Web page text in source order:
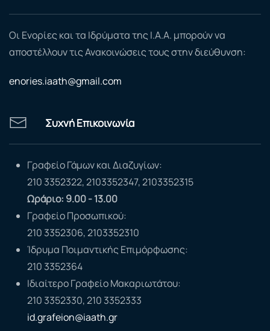
Οι Ενορίες και τα Ιδρύματα της Ι.Α.Α. μπορούν να
αποστέλλουν τις Ανακοινώσεις τους στην διεύθυνση:
enories.iaath@gmail.com
Συχνή Επικοινωνία
Γραφείο Γάμων και Διαζυγίων:
210 3352322, 2103352347, 2103352315
Ωράριο: 9.00 - 13.00
Γραφείο Προσωπικού:
210 3352306, 2103352310
Ίδρυμα Ποιμαντικής Επιμόρφωσης:
210 3352364
Ιδιαίτερο Γραφείο Μακαριωτάτου:
210 3352330, 210 3352333
id.grafeion@iaath.gr